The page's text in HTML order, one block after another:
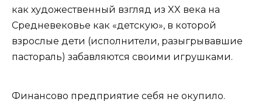
как художественный взгляд из XX века на
Средневековье как «детскую», в которой
взрослые дети (исполнители, разыгрывавшие
пастораль) забавляются своими игрушками.
Финансово предприятие себя не окупило.